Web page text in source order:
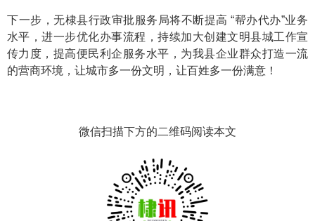
下一步，无棣县行政审批服务局将不断提高 “帮办代办”业务
水平，进一步优化办事流程，持续加大创建文明县城工作宣
传力度，提高便民利企服务水平，为我县企业群众打造一流
的营商环境，让城市多一份文明，让百姓多一份满意！
微信扫描下方的二维码阅读本文